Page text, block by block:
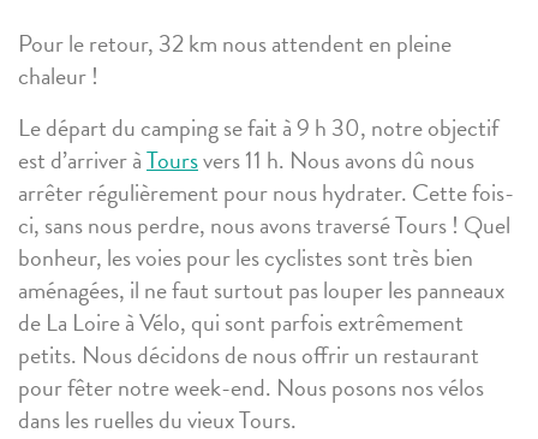
Pour le retour, 32 km nous attendent en pleine
chaleur !
Le départ du camping se fait à 9 h 30, notre objectif
est d’arriver àToursvers 11 h. Nous avons dû nous
arrêter régulièrement pour nous hydrater. Cette fois-
ci, sans nous perdre, nous avons traversé Tours ! Quel
bonheur, les voies pour les cyclistes sont très bien
aménagées, il ne faut surtout pas louper les panneaux
de La Loire à Vélo, qui sont parfois extrêmement
petits. Nous décidons de nous offrir un restaurant
pour fêter notre week-end. Nous posons nos vélos
dans les ruelles du vieux Tours.